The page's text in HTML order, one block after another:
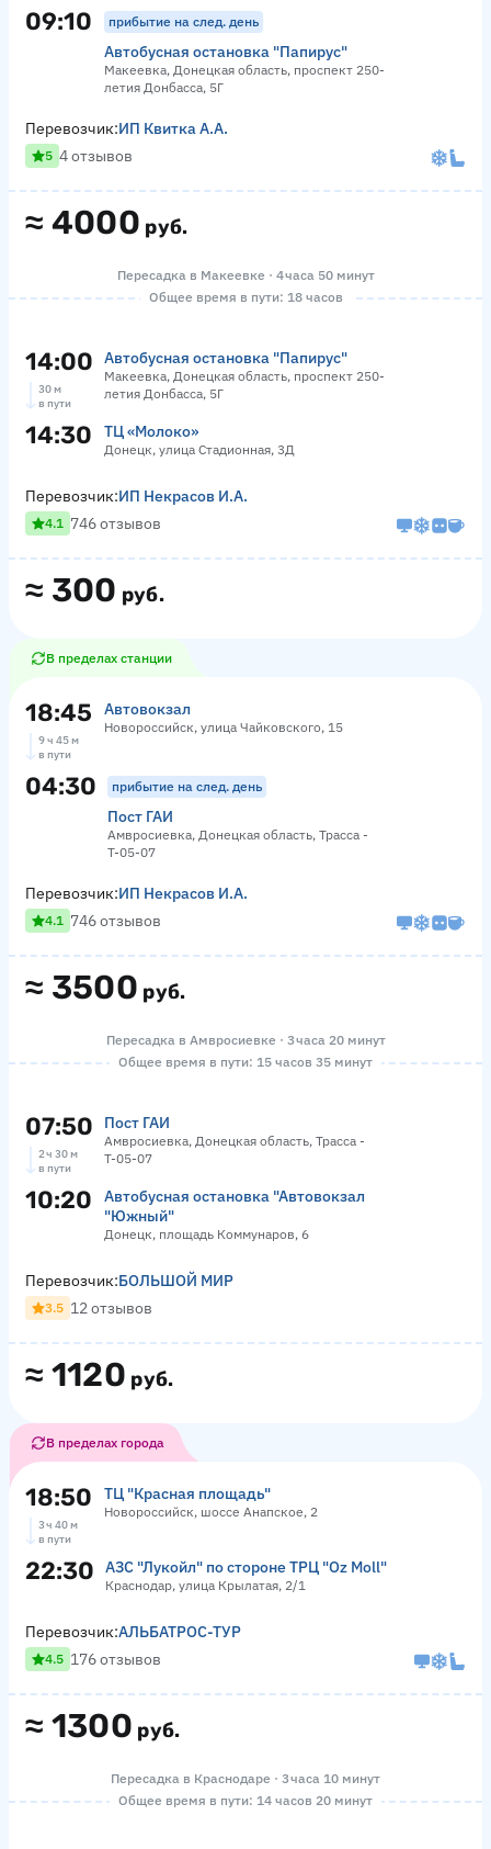
09:10 прибытие на след. день
Автобусная остановка "Папирус"
Макеевка, Донецкая область, проспект 250-
летия Донбасса, 5Г
≈ 4000 руб.
Перевозчик:ИП Квитка А.А.
5 4 отзывов
Пересадка в Макеевке · 4 часа 50 минут
Общее время в пути: 18 часов
14:00 Автобусная остановка "Папирус"
Макеевка, Донецкая область, проспект 250-
летия Донбасса, 5Г
30 м
в пути
14:30 ТЦ «Молоко»
Донецк, улица Стадионная, 3Д
≈ 300 руб.
Перевозчик:ИП Некрасов И.А.
4.1 746 отзывов
В пределах станции
18:45 Автовокзал
Новороссийск, улица Чайковского, 15
9 ч 45 м
в пути
04:30 прибытие на след. день
Пост ГАИ
Амвросиевка, Донецкая область, Трасса -
Т-05-07
≈ 3500 руб.
Перевозчик:ИП Некрасов И.А.
4.1 746 отзывов
Пересадка в Амвросиевке · 3 часа 20 минут
Общее время в пути: 15 часов 35 минут
07:50 Пост ГАИ
Амвросиевка, Донецкая область, Трасса -
Т-05-07
2 ч 30 м
в пути
10:20
Автобусная остановка "Автовокзал
"Южный"
Донецк, площадь Коммунаров, 6
≈ 1120 руб.
Перевозчик:БОЛЬШОЙ МИР
3.5 12 отзывов
В пределах города
18:50 ТЦ "Красная площадь"
Новороссийск, шоссе Анапское, 2
3 ч 40 м
в пути
22:30 АЗС "Лукойл" по стороне ТРЦ "Оz Moll"
Краснодар, улица Крылатая, 2/1
≈ 1300 руб.
Перевозчик:АЛЬБАТРОС-ТУР
4.5 176 отзывов
Пересадка в Краснодаре · 3 часа 10 минут
Общее время в пути: 14 часов 20 минут